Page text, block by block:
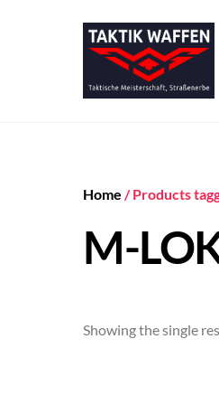
Home / Products
M-
Showing the single